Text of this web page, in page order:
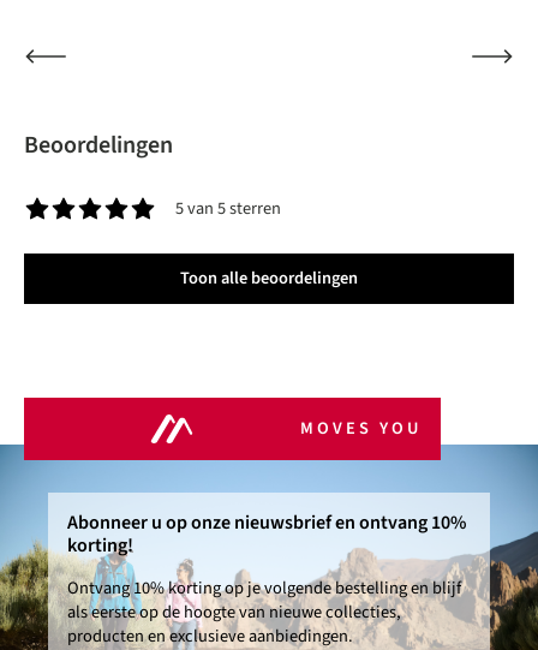
Beoordelingen
5 van 5 sterren
Toon alle beoordelingen
MOVES YOU
Abonneer u op onze nieuwsbrief en ontvang 10%
korting!
Ontvang 10% korting op je volgende bestelling en blijf
als eerste op de hoogte van nieuwe collecties,
producten en exclusieve aanbiedingen.